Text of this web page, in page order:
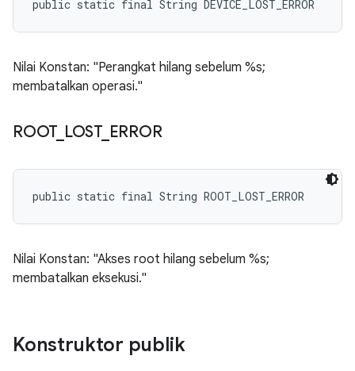
public static final String DEVICE_LOST_ERROR
Nilai Konstan: "Perangkat hilang sebelum %s;
membatalkan operasi."
ROOT_ LOST_ ERROR
public static final String ROOT_LOST_ERROR
Nilai Konstan: "Akses root hilang sebelum %s;
membatalkan eksekusi."
Konstruktor publik